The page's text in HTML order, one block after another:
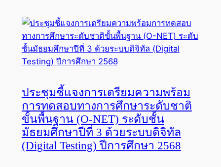
ประชุมชี้แจงการเตรียมความพร้อม
การทดสอบทางการศึกษาระดับชาติ
ขั้นพื้นฐาน (O-NET) ระดับชั้น
มัธยมศึกษาปีที่ 3 ด้วยระบบดิจิทัล
(Digital Testing) ปีการศึกษา 2568